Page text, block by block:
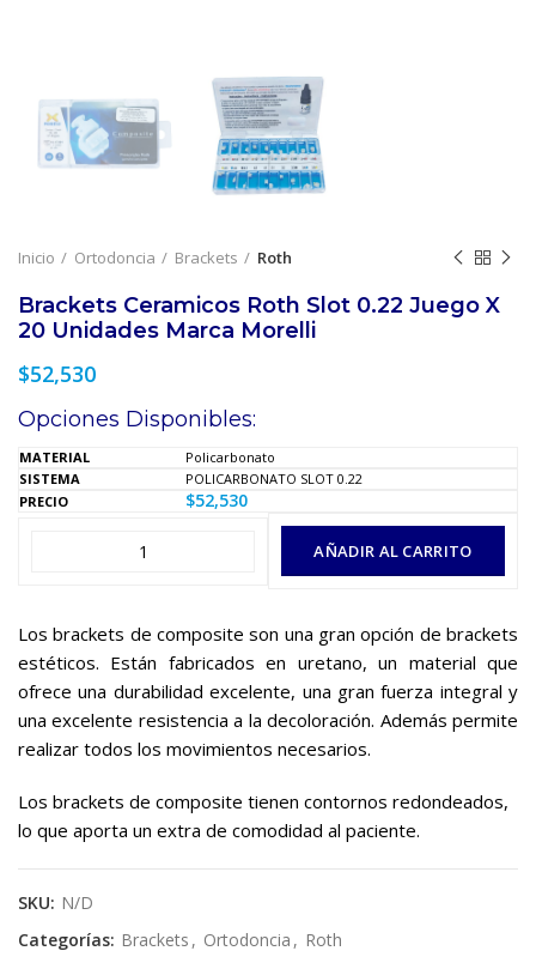
Inicio Ortodoncia Brackets Roth
Brackets Ceramicos Roth Slot 0.22 Juego X
20 Unidades Marca Morelli
$52,530
Opciones Disponibles:
Policarbonato
POLICARBONATO SLOT 0.22
$52,530
AÑADIR AL CARRITO
Los brackets de composite son una gran opción de brackets
estéticos. Están fabricados en uretano, un material que
ofrece una durabilidad excelente, una gran fuerza integral y
una excelente resistencia a la decoloración. Además permite
realizar todos los movimientos necesarios.
Los brackets de composite tienen contornos redondeados,
lo que aporta un extra de comodidad al paciente.
SKU: N/D
Categorías: Brackets , Ortodoncia , Roth